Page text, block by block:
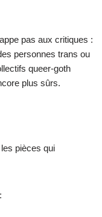
pas aux critiques :
personnes trans ou
queer-goth
plus sûrs.
pièces qui